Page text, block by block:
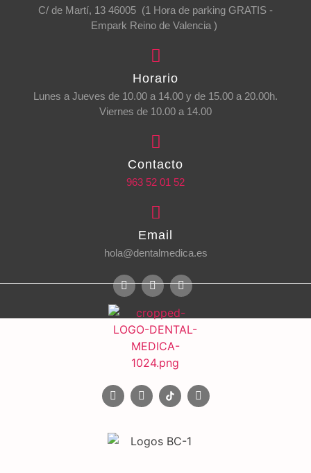
C/ de Martí, 13 46005 (1 Hora de parking GRATIS -
Empark Reino de Valencia )
Horario
Lunes a Jueves de 10.00 a 14.00 y de 15.00 a 20.00h.
Viernes de 10.00 a 14.00
Contacto
963 52 01 52
Email
hola@dentalmedica.es